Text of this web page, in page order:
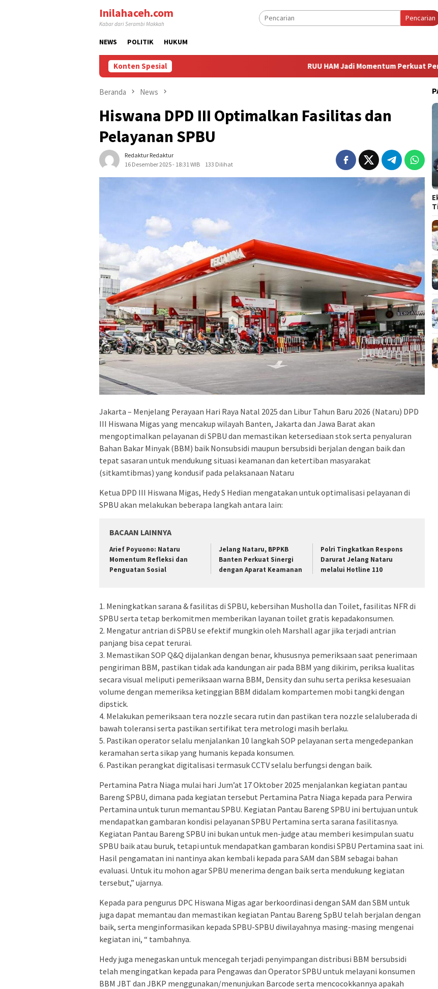
Inilahaceh.com
Kabar dari Serambi Makkah
Pencarian
NEWS POLITIK HUKUM
Konten Spesial RUU HAM Jadi Momentum Perkuat Perlindungan
Beranda News
Hiswana DPD III Optimalkan Fasilitas dan
Pelayanan SPBU
Redaktur Redaktur
16 Desember 2025 - 18:31 WIB
133 Dilihat
Jakarta – Menjelang Perayaan Hari Raya Natal 2025 dan Libur Tahun Baru 2026 (Nataru) DPD
III Hiswana Migas yang mencakup wilayah Banten, Jakarta dan Jawa Barat akan
mengoptimalkan pelayanan di SPBU dan memastikan ketersediaan stok serta penyaluran
Bahan Bakar Minyak (BBM) baik Nonsubsidi maupun bersubsidi berjalan dengan baik dan
tepat sasaran untuk mendukung situasi keamanan dan ketertiban masyarakat
(sitkamtibmas) yang kondusif pada pelaksanaan Nataru
Ketua DPD III Hiswana Migas, Hedy S Hedian mengatakan untuk optimalisasi pelayanan di
SPBU akan melakukan beberapa langkah antara lain:
BACAAN LAINNYA
Arief Poyuono: Nataru
Momentum Refleksi dan
Penguatan Sosial
Jelang Nataru, BPPKB
Banten Perkuat Sinergi
dengan Aparat Keamanan
Polri Tingkatkan Respons
Darurat Jelang Nataru
melalui Hotline 110
1. Meningkatkan sarana & fasilitas di SPBU, kebersihan Musholla dan Toilet, fasilitas NFR di
SPBU serta tetap berkomitmen memberikan layanan toilet gratis kepadakonsumen.
2. Mengatur antrian di SPBU se efektif mungkin oleh Marshall agar jika terjadi antrian
panjang bisa cepat terurai.
3. Memastikan SOP Q&Q dijalankan dengan benar, khususnya pemeriksaan saat penerimaan
pengiriman BBM, pastikan tidak ada kandungan air pada BBM yang dikirim, periksa kualitas
secara visual meliputi pemeriksaan warna BBM, Density dan suhu serta periksa kesesuaian
volume dengan memeriksa ketinggian BBM didalam kompartemen mobi tangki dengan
dipstick.
4. Melakukan pemeriksaan tera nozzle secara rutin dan pastikan tera nozzle selaluberada di
bawah toleransi serta pastikan sertifikat tera metrologi masih berlaku.
5. Pastikan operator selalu menjalankan 10 langkah SOP pelayanan serta mengedepankan
keramahan serta sikap yang humanis kepada konsumen.
6. Pastikan perangkat digitalisasi termasuk CCTV selalu berfungsi dengan baik.
Pertamina Patra Niaga mulai hari Jum’at 17 Oktober 2025 menjalankan kegiatan pantau
Bareng SPBU, dimana pada kegiatan tersebut Pertamina Patra Niaga kepada para Perwira
Pertamina untuk turun memantau SPBU. Kegiatan Pantau Bareng SPBU ini bertujuan untuk
mendapatkan gambaran kondisi pelayanan SPBU Pertamina serta sarana fasilitasnya.
Kegiatan Pantau Bareng SPBU ini bukan untuk men-judge atau memberi kesimpulan suatu
SPBU baik atau buruk, tetapi untuk mendapatkan gambaran kondisi SPBU Pertamina saat ini.
Hasil pengamatan ini nantinya akan kembali kepada para SAM dan SBM sebagai bahan
evaluasi. Untuk itu mohon agar SPBU menerima dengan baik serta mendukung kegiatan
tersebut,” ujarnya.
Kepada para pengurus DPC Hiswana Migas agar berkoordinasi dengan SAM dan SBM untuk
juga dapat memantau dan memastikan kegiatan Pantau Bareng SpBU telah berjalan dengan
baik, serta menginformasikan kepada SPBU-SPBU diwilayahnya masing-masing mengenai
kegiatan ini, “ tambahnya.
Hedy juga menegaskan untuk mencegah terjadi penyimpangan distribusi BBM bersubsidi
telah mengingatkan kepada para Pengawas dan Operator SPBU untuk melayani konsumen
BBM JBT dan JBKP menggunakan/menunjukan Barcode serta mencocokkannya apakah